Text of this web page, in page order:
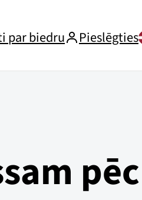
par biedru Pieslēgties
pēc